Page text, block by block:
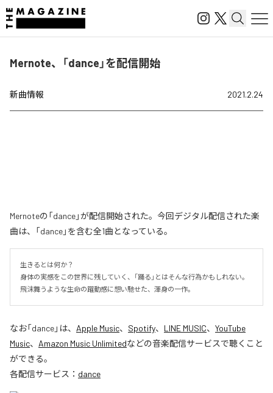
Mernote、「dance」を配信開始
新曲情報 2021.2.24
Mernoteの「dance」が配信開始された。今回デジタル配信された楽
曲は、「dance」を含む全1曲となっている。
生きるとは何か？
身体の実感をこの世界に残していく、「踊る」とはそんな行為かもしれない。
飛沫舞うような生命の躍動感に想い馳せた、渾身の一作。
なお「dance」は、 Apple Music、 Spotify、 LINE MUSIC、 YouTube
Music、 Amazon Music Unlimitedなどの音楽配信サービスで聴くこと
ができる。
各配信サービス： dance